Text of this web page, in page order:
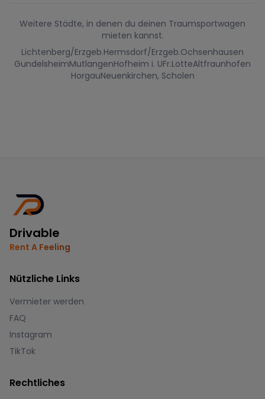
Weitere Städte, in denen du deinen Traumsportwagen
mieten kannst.
Lichtenberg/Erzgeb.Hermsdorf/Erzgeb.Ochsenhausen
GundelsheimMutlangenHofheim i. UFr.LotteAltfraunhofen
HorgauNeuenkirchen, Scholen
Drivable
Rent A Feeling
Nützliche Links
Vermieter werden
FAQ
Instagram
TikTok
Rechtliches